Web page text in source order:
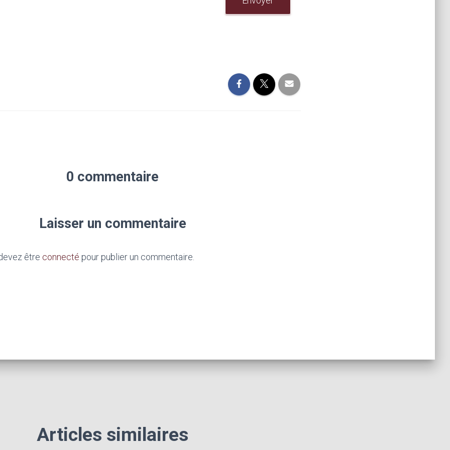
0 commentaire
Laisser un commentaire
être connecté pour publier un commentaire.
Articles similaires